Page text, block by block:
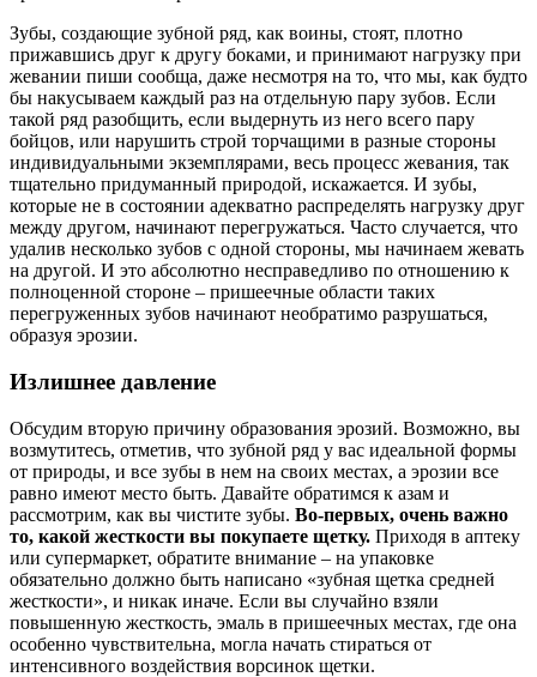
Зубы, создающие зубной ряд, как воины, стоят, плотно
прижавшись друг к другу боками, и принимают нагрузку при
жевании пиши сообща, даже несмотря на то, что мы, как будто
бы накусываем каждый раз на отдельную пару зубов. Если
такой ряд разобщить, если выдернуть из него всего пару
бойцов, или нарушить строй торчащими в разные стороны
индивидуальными экземплярами, весь процесс жевания, так
тщательно придуманный природой, искажается. И зубы,
которые не в состоянии адекватно распределять нагрузку друг
между другом, начинают перегружаться. Часто случается, что
удалив несколько зубов с одной стороны, мы начинаем жевать
на другой. И это абсолютно несправедливо по отношению к
полноценной стороне – пришеечные области таких
перегруженных зубов начинают необратимо разрушаться,
образуя эрозии.
Излишнее давление
Обсудим вторую причину образования эрозий. Возможно, вы
возмутитесь, отметив, что зубной ряд у вас идеальной формы
от природы, и все зубы в нем на своих местах, а эрозии все
равно имеют место быть. Давайте обратимся к азам и
рассмотрим, как вы чистите зубы. Во-первых, очень важно
то, какой жесткости вы покупаете щетку. Приходя в аптеку
или супермаркет, обратите внимание – на упаковке
обязательно должно быть написано «зубная щетка средней
жесткости», и никак иначе. Если вы случайно взяли
повышенную жесткость, эмаль в пришеечных местах, где она
особенно чувствительна, могла начать стираться от
интенсивного воздействия ворсинок щетки.